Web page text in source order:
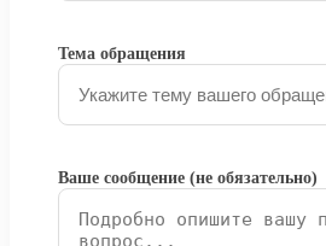
Тема обращения
Ваше сообщение (не обязательно)